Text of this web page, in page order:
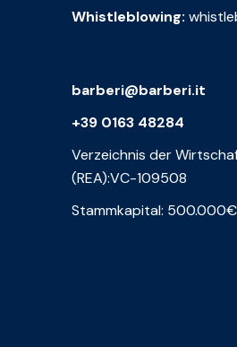
Whistleblowing:
barberi@barberi.it
+39 0163 48284
Verzeichnis der
(REA):VC-109508
Stammkapital: 500.000€